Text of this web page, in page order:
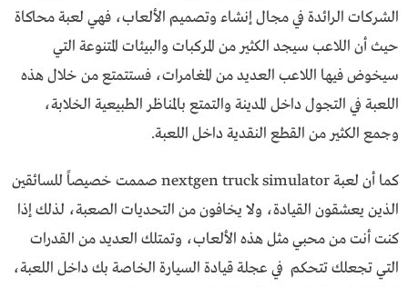
الشركات الرائدة في مجال إنشاء وتصميم الألعاب، فهي لعبة محاكاة
حيث أن اللاعب سيجد الكثير من المركبات والبيئات المتنوعة التي
سيخوض فيها اللاعب العديد من المغامرات، فستتمتع من خلال هذه
اللعبة في التجول داخل المدينة والتمتع بالمناظر الطبيعية الخلابة،
وجمع الكثير من القطع النقدية داخل اللعبة.
كما أن لعبة nextgen truck simulator صممت خصيصاً للسائقين
الذين يعشقون القيادة، ولا يخافون من التحديات الصعبة، لذلك إذا
كنت أنت من محبي مثل هذه الألعاب، وتمتلك العديد من القدرات
التي تجعلك تتحكم في عجلة قيادة السيارة الخاصة بك داخل اللعبة،